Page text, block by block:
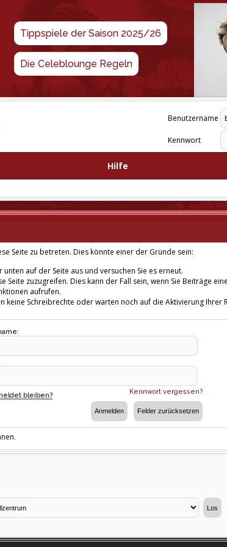
Tippspiele der Saison 2025/26
Die Celeblounge Regeln
Benutzername
Kennwort
Hilfe
Seite zu betreten. Dies könnte einer der Gründe sein:
auf der Seite aus und versuchen Sie es erneut.
Seite zuzugreifen. Dies kann der Fall sein, wenn Sie Beiträge
aufrufen.
keine Schreibrechte oder warten noch auf die Aktivierung Ihrer
Kennwort vergessen?
bleiben?